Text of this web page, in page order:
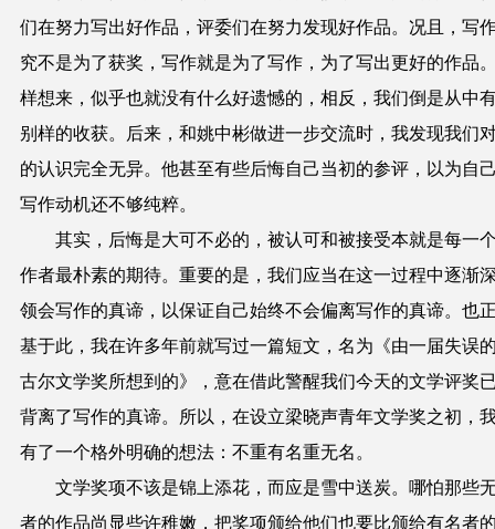
们在努力写出好作品，评委们在努力发现好作品。况且，写
究不是为了获奖，写作就是为了写作，为了写出更好的作品
样想来，似乎也就没有什么好遗憾的，相反，我们倒是从中
别样的收获。后来，和姚中彬做进一步交流时，我发现我们
的认识完全无异。他甚至有些后悔自己当初的参评，以为自
写作动机还不够纯粹。
其实，后悔是大可不必的，被认可和被接受本就是每一
作者最朴素的期待。重要的是，我们应当在这一过程中逐渐
领会写作的真谛，以保证自己始终不会偏离写作的真谛。也
基于此，我在许多年前就写过一篇短文，名为《由一届失误
古尔文学奖所想到的》，意在借此警醒我们今天的文学评奖
背离了写作的真谛。所以，在设立梁晓声青年文学奖之初，
有了一个格外明确的想法：不重有名重无名。
文学奖项不该是锦上添花，而应是雪中送炭。哪怕那些
者的作品尚显些许稚嫩，把奖项颁给他们也要比颁给有名者